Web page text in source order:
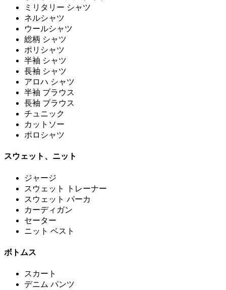
ミリタリー シャツ
ネルシャツ
ウールシャツ
総柄 シャツ
ポリシャツ
半袖 シャツ
長袖 シャツ
アロハ シャツ
半袖 ブラウス
長袖 ブラウス
チュニック
カットソー
ポロシャツ
スウェット、ニット
ジャージ
スウェット トレーナー
スウェット パーカ
カーディガン
セーター
ニット ベスト
ボトムス
スカート
デニム パンツ